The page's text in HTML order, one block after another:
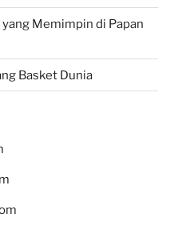
Memimpin di Papan
Basket Dunia